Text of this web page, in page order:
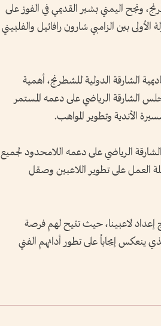
ونجح اليمني بشير القديمي في الفوز على
الأولى بين الزامبي شارون رافائيل والفلبيني
الشارقة الدولية للشطرنج، أهمية
الشارقة الرياضي على دعمه المستمر
الأندية وتطوير المواهب.
الرياضي على دعمه اللامحدود لجميع
العمل على تطوير اللاعبين وصقل
لاعبينا، حيث تتيح لهم فرصة
ينعكس إيجاباً على تطور أدائهم الفني